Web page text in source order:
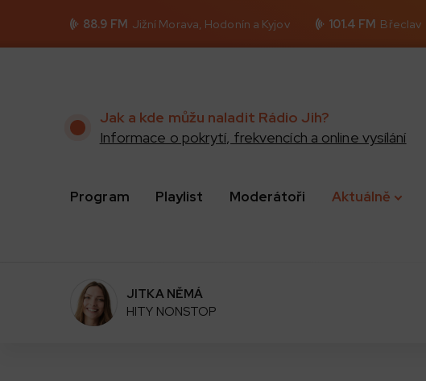
88.9 FM Jižní Morava, Hodonín a Kyjov 101.4 FM Břeclav
Jak a kde můžu naladit Rádio Jih?
Informace o pokrytí, frekvencích a online vysílání
Program Playlist Moderátoři Aktuálně
JITKA NĚMÁ
HITY NONSTOP